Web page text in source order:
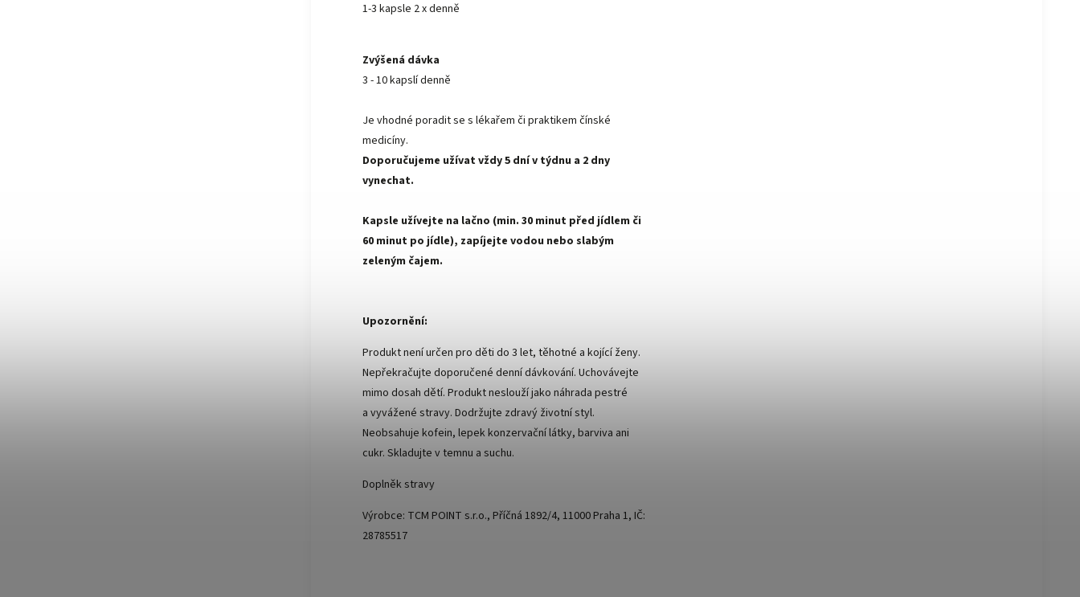
1-3 kapsle 2 x denně
Zvýšená dávka
3 - 10 kapslí denně
Je vhodné poradit se s lékařem či praktikem čínské
medicíny.
Doporučujeme užívat vždy 5 dní v týdnu a 2 dny
vynechat.
Kapsle užívejte na lačno (min. 30 minut před jídlem či
60 minut po jídle), zapíjejte vodou nebo slabým
zeleným čajem.
Upozornění:
Produkt není určen pro děti do 3 let, těhotné a kojící ženy.
Nepřekračujte doporučené denní dávkování. Uchovávejte
mimo dosah dětí. Produkt neslouží jako náhrada pestré
a vyvážené stravy. Dodržujte zdravý životní styl.
Neobsahuje kofein, lepek konzervační látky, barviva ani
cukr. Skladujte v temnu a suchu.
Doplněk stravy
Výrobce: TCM POINT s.r.o., Příčná 1892/4, 11000 Praha 1, IČ:
28785517